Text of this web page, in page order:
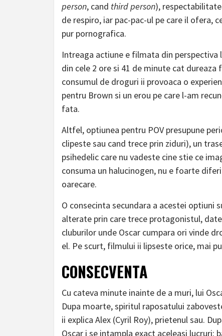
person, cand third person),
de respiro, iar pac-pac-ul pe care il ofera,
pur pornografica.
Intreaga actiune e filmata din perspectiva
din cele 2 ore si 41 de minute cat
consumul de droguri ii provoaca o
pentru Brown si un erou pe care l-am
fata.
Altfel, optiunea pentru POV presupune
clipeste sau cand trece prin ziduri), un
psihedelic care nu vadeste cine stie ce
consuma un halucinogen, nu e foarte
oarecare.
O consecinta secundara a acestei
alterate prin care trece protagonistul,
cluburilor unde Oscar cumpara ori vinde
el. Pe scurt, filmului ii lipseste orice, mai
CONSECVENTA
Cu cateva minute inainte de a muri, lui
Dupa moarte, spiritul raposatului
ii explica Alex (Cyril Roy), prietenul sau.
Oscar i se intampla exact aceleasi lucruri: